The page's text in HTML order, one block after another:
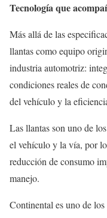
Tecnología que
Más allá de las
llantas como equipo
industria automotriz:
condiciones reales de
del vehículo y la
Las llantas son uno de
el vehículo y la vía, por
reducción de consumo
manejo.
Continental es uno de